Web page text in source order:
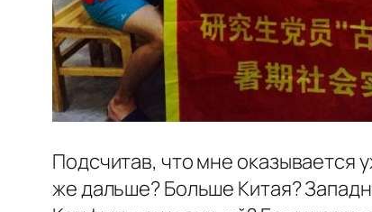
Подсчитав, что мне оказывается
же дальше? Больше Китая?